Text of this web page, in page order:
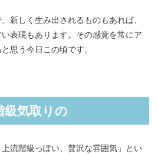
新しく生み出されるものもあれば、
表現もあります。その感覚を常にア
思う今日この頃です。
気取りの
流階級っぽい、贅沢な雰囲気」とい